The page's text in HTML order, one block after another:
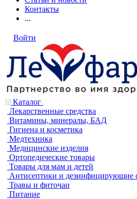
Контакты
...
Войти
Каталог
Лекарственные средства
Витамины, минералы, БАД
Гигиена и косметика
Медтехника
Медицинские изделия
Ортопедические товары
Товары для мам и детей
Антисептики и дезинфицирующие
Травы и фиточаи
Питание